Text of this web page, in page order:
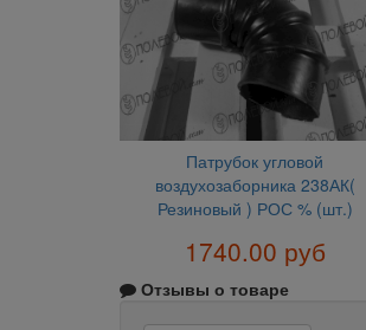
Патрубок угловой
воздухозаборника 238АК(
Резиновый ) РОС % (шт.)
1740.00 руб
Отзывы о товаре